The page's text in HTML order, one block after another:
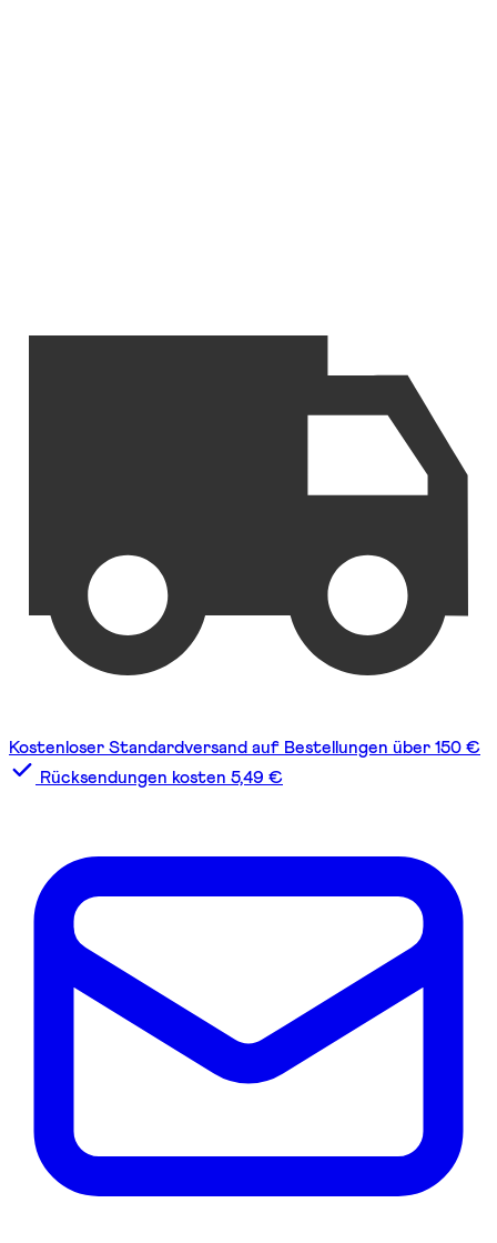
Kostenloser Standardversand auf Bestellungen über 150 €
Rücksendungen kosten 5,49 €